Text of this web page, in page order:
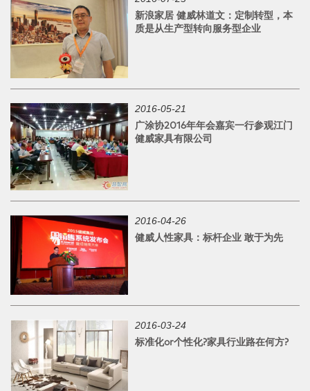
新浪家居 健威林道文：定制转型，本
质是从生产型转向服务型企业
2016-05-21
广涂协2016年年会嘉宾一行参观江门
健威家具有限公司
2016-04-26
健威人性家具：标杆企业 敢于为先
2016-03-24
标准化or个性化?家具行业路在何方?